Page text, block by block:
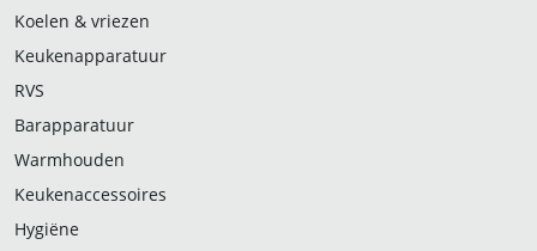
Koelen & vriezen
Keukenapparatuur
RVS
Barapparatuur
Warmhouden
Keukenaccessoires
Hygiëne